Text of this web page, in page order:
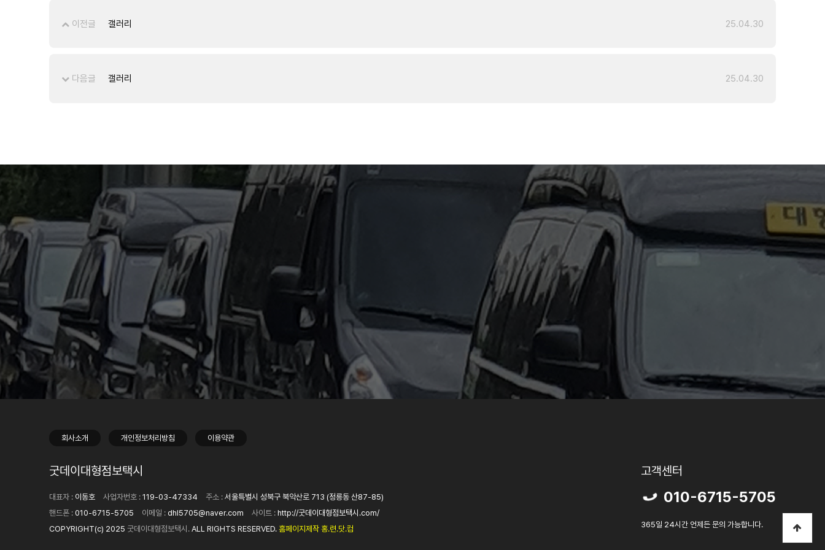
이전글 갤러리 25.04.30
다음글 갤러리 25.04.30
회사소개 개인정보처리방침 이용약관
굿데이대형점보택시
대표자 : 이동호 사업자번호 : 119-03-47334 주소 : 서울특별시 성북구 북악산로 713 (정릉동 산87-85)
핸드폰 : 010-6715-5705 이메일 : dhl5705@naver.com 사이트 : http://굿데이대형점보택시.com/
COPYRIGHT(c) 2025 굿데이대형점보택시. ALL RIGHTS RESERVED. 홈페이지제작 홍.련.닷.컴
고객센터
010-6715-5705
365일 24시간 언제든 문의 가능합니다.